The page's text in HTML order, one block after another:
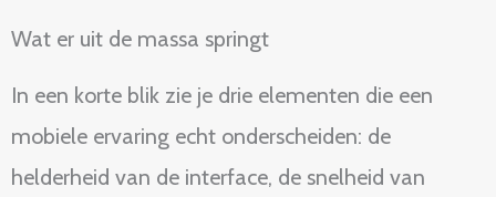
Wat er uit de massa springt
In een korte blik zie je drie elementen die een
mobiele ervaring echt onderscheiden: de
helderheid van de interface, de snelheid van